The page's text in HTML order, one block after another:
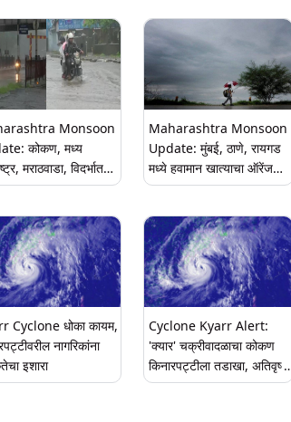
जाणून घ्या पुढील चार
अंदाज
महिती
Monsoon
कोकण, मध्य
मराठवाडा, विदर्भात
5 दिवस मुसळधार
अलर्ट
Maharashtra Monsoon
Update: मुंबई, ठाणे, रायगड
मध्ये हवामान खात्याचा ऑरेंज
अलर्ट, सोलापुर लातुर मध्ये सुद्धा
Cyclone धोका कायम,
नागरिकांना
इशारा
Cyclone Kyarr Alert:
'क्यार' चक्रीवादळाचा कोकण
किनारपट्टीला तडाखा, अतिवृष्टी
होण्याचा हवमान खात्याचा अंदाज